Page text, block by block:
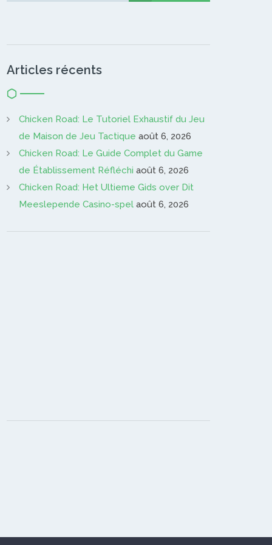
Articles récents
Chicken Road: Le Tutoriel Exhaustif du Jeu
de Maison de Jeu Tactique août 6, 2026
Chicken Road: Le Guide Complet du Game
de Établissement Réfléchi août 6, 2026
Chicken Road: Het Ultieme Gids over Dit
Meeslepende Casino-spel août 6, 2026